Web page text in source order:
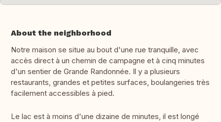
About the neighborhood
Notre maison se situe au bout d'une rue tranquille, avec
accès direct à un chemin de campagne et à cinq minutes
d'un sentier de Grande Randonnée. Il y a plusieurs
restaurants, grandes et petites surfaces, boulangeries très
facilement accessibles à pied.
Le lac est à moins d'une dizaine de minutes, il est longé